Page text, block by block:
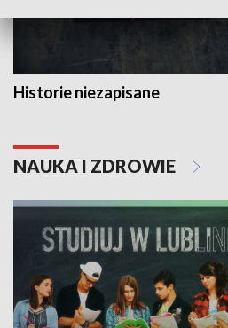
Historie niezapisane
NAUKA I ZDROWIE